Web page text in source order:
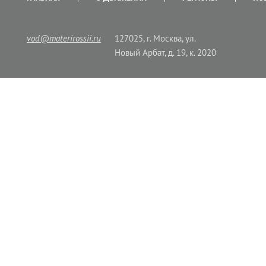
vod@materirossii.ru
127025, г. Москва, ул.
Новый Арбат, д. 19, к. 2020